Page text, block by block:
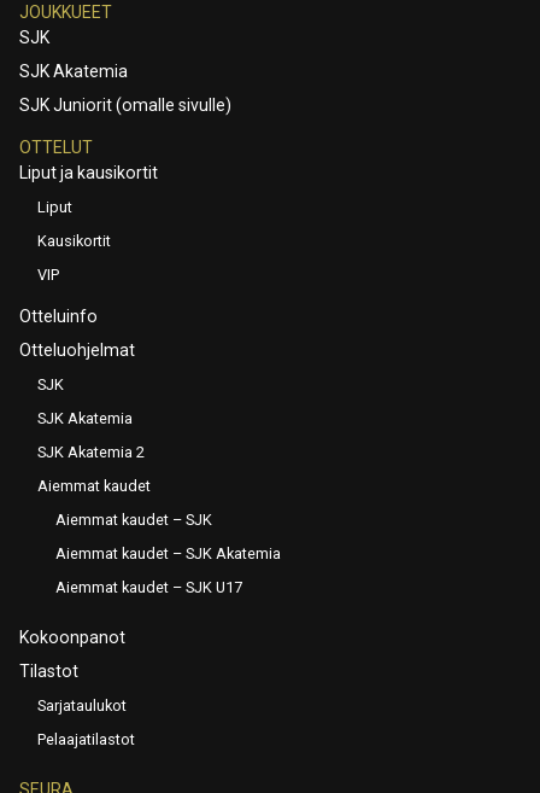
JOUKKUEET
SJK
SJK Akatemia
SJK Juniorit (omalle sivulle)
OTTELUT
Liput ja kausikortit
Liput
Kausikortit
VIP
Otteluinfo
Otteluohjelmat
SJK
SJK Akatemia
SJK Akatemia 2
Aiemmat kaudet
Aiemmat kaudet – SJK
Aiemmat kaudet – SJK Akatemia
Aiemmat kaudet – SJK U17
Kokoonpanot
Tilastot
Sarjataulukot
Pelaajatilastot